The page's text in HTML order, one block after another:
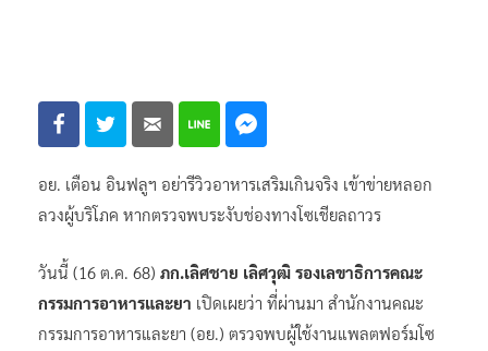
อย. เตือน อินฟลูฯ อย่ารีวิวอาหารเสริมเกินจริง เข้าข่ายหลอก
ลวงผู้บริโภค หากตรวจพบระงับช่องทางโซเชียลถาวร
วันนี้ (16 ต.ค. 68) ภก.เลิศชาย เลิศวุฒิ รองเลขาธิการคณะ
กรรมการอาหารและยา เปิดเผยว่า ที่ผ่านมา สำนักงานคณะ
กรรมการอาหารและยา (อย.) ตรวจพบผู้ใช้งานแพลตฟอร์มโซ